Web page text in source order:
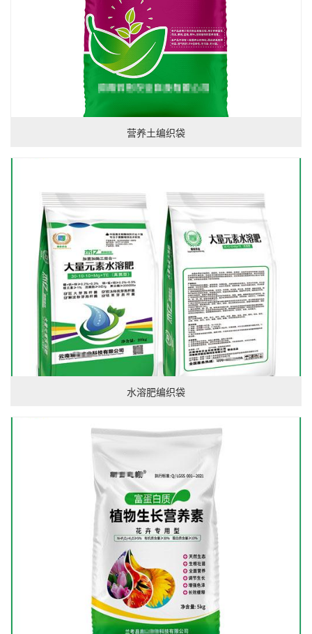
营养土编织袋
水溶肥编织袋